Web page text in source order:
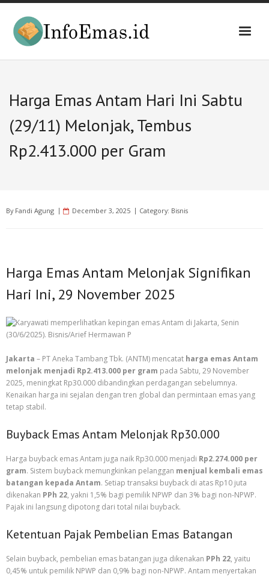
Skip
content
Harga Emas Antam Hari Ini Sabtu
(29/11) Melonjak, Tembus
Rp2.413.000 per Gram
By Fandi Agung December 3, 2025 Category: Bisnis
Harga Emas Antam Melonjak Signifikan
Hari Ini, 29 November 2025
Jakarta – PT Aneka Tambang Tbk. (ANTM) mencatat harga emas Antam
melonjak menjadi Rp2.413.000 per gram pada Sabtu, 29 November
2025, meningkat Rp30.000 dibandingkan perdagangan sebelumnya.
Kenaikan harga ini sejalan dengan tren global dan permintaan emas yang
tetap stabil.
Buyback Emas Antam Melonjak Rp30.000
Harga buyback emas Antam juga naik Rp30.000 menjadi Rp2.274.000 per
gram. Sistem buyback memungkinkan pelanggan menjual kembali emas
batangan kepada Antam. Setiap transaksi buyback di atas Rp10 juta
dikenakan PPh 22, yakni 1,5% bagi pemilik NPWP dan 3% bagi non-NPWP.
Pajak ini langsung dipotong dari total nilai buyback.
Ketentuan Pajak Pembelian Emas Batangan
Selain buyback, pembelian emas batangan juga dikenakan PPh 22, yaitu
0,45% untuk pemilik NPWP dan 0,9% bagi non-NPWP. Antam menyertakan